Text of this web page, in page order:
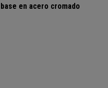
en acero cromado